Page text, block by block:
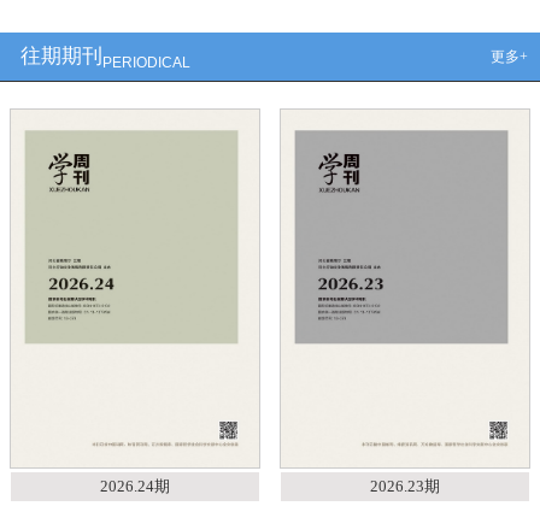
往期期刊 PERIODICAL 更多+
2026.24期 2026.23期